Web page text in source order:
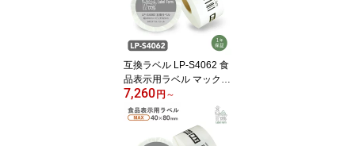
ル ラベルライター用テー
プ リフィル
互換ラベル LP-S4062 食
品表示用ラベル マックス
対応 互換ラベル用紙 カ
ットラベル プレカット紙
ラベル プレカットラベル
文具用品 オフィス用品
7,260円 ～